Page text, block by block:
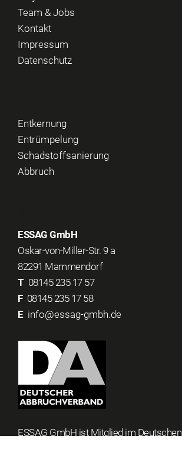
Team & Jobs
Kontakt
Impressum
Datenschutz
Entkernung
Entrümpelung
Schadstoffsanierung
Abbruch
ESSAG GmbH
Oskar-von-Miller-Str. 9 a
82291 Mammendorf
T08145 235 17 57‬
F08145 235 17 58
E info@essag-gmbh.de
ESSAG GmbH ist Mitglied im Deutschen